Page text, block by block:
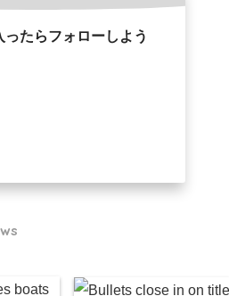
ったらフォローしよう